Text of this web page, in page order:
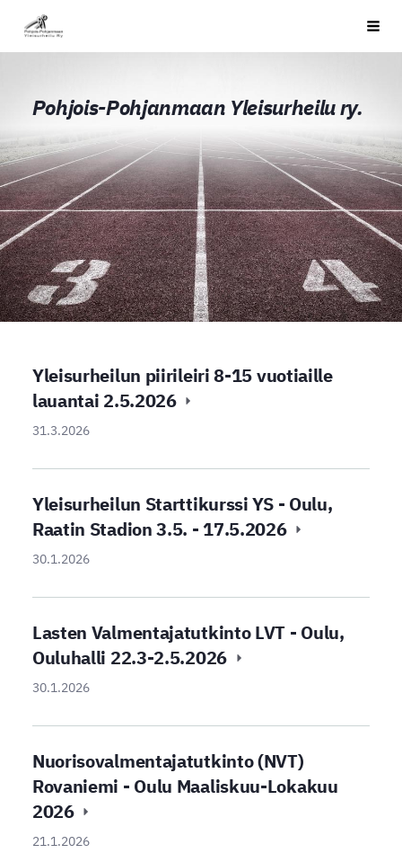
Siirry
sivun
PPYU
Pohjois-Pohjanmaan Yleisurheilu ry.
Yleisurheilun piirileiri 8-15 vuotiaille
lauantai 2.5.2026
31.3.2026
Yleisurheilun Starttikurssi YS - Oulu,
Raatin Stadion 3.5. - 17.5.2026
30.1.2026
Lasten Valmentajatutkinto LVT - Oulu,
Ouluhalli 22.3-2.5.2026
30.1.2026
Nuorisovalmentajatutkinto (NVT)
Rovaniemi - Oulu Maaliskuu-Lokakuu
2026
21.1.2026